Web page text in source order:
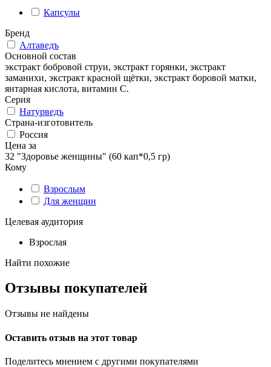
Капсулы
Бренд
Алтаведъ
Основной состав
экстракт бобровой струи, экстракт горянки, экстракт
заманихи, экстракт красной щётки, экстракт боровой матки,
янтарная кислота, витамин С.
Серия
Натурведъ
Страна-изготовитель
Россия
Цена за
32 "Здоровье женщины" (60 кап*0,5 гр)
Кому
Взрослым
Для женщин
Целевая аудитория
Взрослая
Найти похожие
Отзывы покупателей
Отзывы не найдены
Оставить отзыв на этот товар
Поделитесь мнением с другими покупателями